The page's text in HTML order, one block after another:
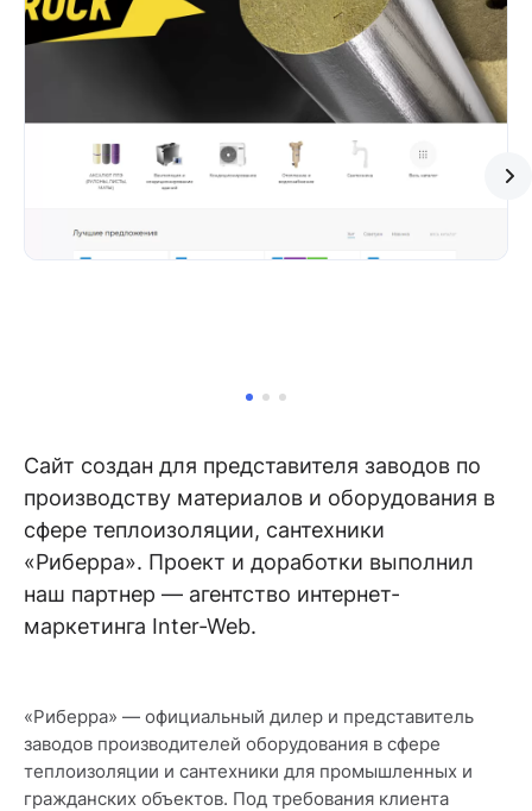
Сайт создан для представителя заводов по
производству материалов и оборудования в
сфере теплоизоляции, сантехники
«Риберра». Проект и доработки выполнил
наш партнер — агентство интернет-
маркетинга Inter-Web.
«Риберра» — официальный дилер и представитель
заводов производителей оборудования в сфере
теплоизоляции и сантехники для промышленных и
гражданских объектов. Под требования клиента